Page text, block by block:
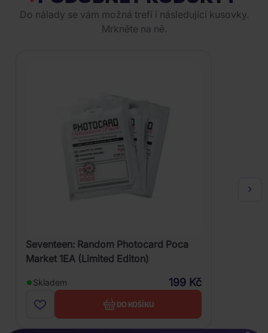
Do nálady se vám možná trefí i následující kusovky.
Mrkněte na ně.
Seventeen: Random Photocard Poca
Market 1EA (Limited Editon)
Skladem 199 Kč
DO KOŠÍKU